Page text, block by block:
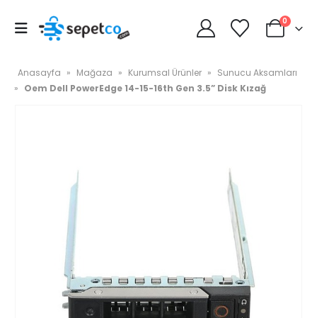
0
Anasayfa » Mağaza » Kurumsal Ürünler » Sunucu Aksamları
» Oem Dell PowerEdge 14-15-16th Gen 3.5” Disk Kızağ